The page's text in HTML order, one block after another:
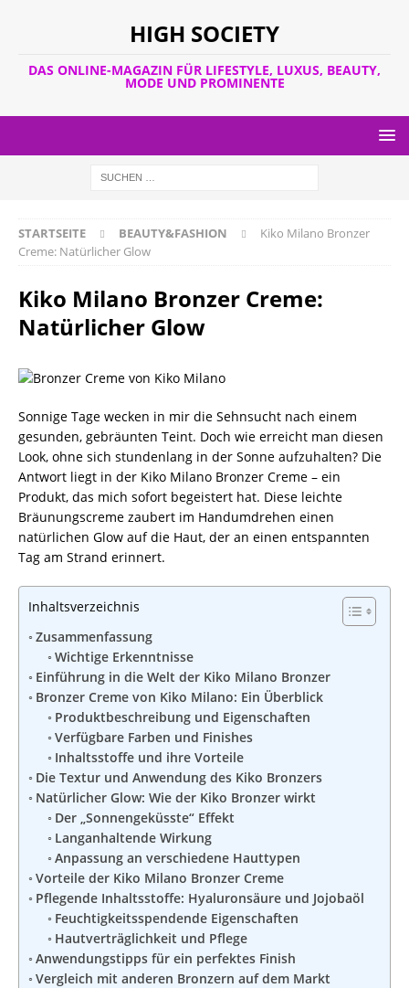
HIGH SOCIETY
DAS ONLINE-MAGAZIN FÜR LIFESTYLE, LUXUS, BEAUTY,
MODE UND PROMINENTE
STARTSEITE BEAUTY&FASHION
Kiko Milano Bronzer
Creme: Natürlicher Glow
Kiko Milano Bronzer Creme:
Natürlicher Glow
Sonnige Tage wecken in mir die Sehnsucht nach einem
gesunden, gebräunten Teint. Doch wie erreicht man diesen
Look, ohne sich stundenlang in der Sonne aufzuhalten? Die
Antwort liegt in der Kiko Milano Bronzer Creme – ein
Produkt, das mich sofort begeistert hat. Diese leichte
Bräunungscreme zaubert im Handumdrehen einen
natürlichen Glow auf die Haut, der an einen entspannten
Tag am Strand erinnert.
Inhaltsverzeichnis
Zusammenfassung
Wichtige Erkenntnisse
Einführung in die Welt der Kiko Milano Bronzer
Bronzer Creme von Kiko Milano: Ein Überblick
Produktbeschreibung und Eigenschaften
Verfügbare Farben und Finishes
Inhaltsstoffe und ihre Vorteile
Die Textur und Anwendung des Kiko Bronzers
Natürlicher Glow: Wie der Kiko Bronzer wirkt
Der „Sonnengeküsste“ Effekt
Langanhaltende Wirkung
Anpassung an verschiedene Hauttypen
Vorteile der Kiko Milano Bronzer Creme
Pflegende Inhaltsstoffe: Hyaluronsäure und Jojobaöl
Feuchtigkeitsspendende Eigenschaften
Hautverträglichkeit und Pflege
Anwendungstipps für ein perfektes Finish
Vergleich mit anderen Bronzern auf dem Markt